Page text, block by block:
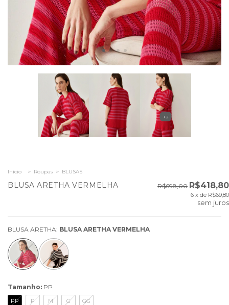
+2
Início > Roupas > BLUSAS
BLUSA ARETHA VERMELHA R$698,00 R$418,80
6 x de R$69,80
sem juros
BLUSA ARETHA: BLUSA ARETHA VERMELHA
Tamanho: PP
PP P M G GG